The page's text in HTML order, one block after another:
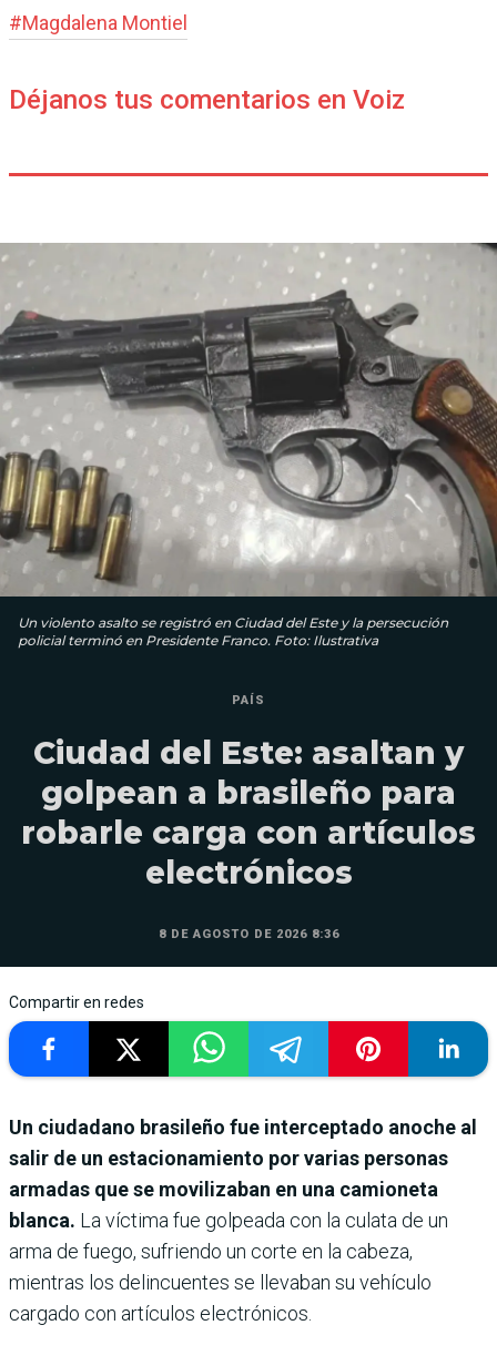
#Magdalena Montiel
Déjanos tus comentarios en Voiz
Un violento asalto se registró en Ciudad del Este y la persecución
policial terminó en Presidente Franco. Foto: Ilustrativa
PAÍS
Ciudad del Este: asaltan y
golpean a brasileño para
robarle carga con artículos
electrónicos
8 DE AGOSTO DE 2026 8:36
Compartir en redes
Un ciudadano brasileño fue interceptado anoche al
salir de un estacionamiento por varias personas
armadas que se movilizaban en una camioneta
blanca. La víctima fue golpeada con la culata de un
arma de fuego, sufriendo un corte en la cabeza,
mientras los delincuentes se llevaban su vehículo
cargado con artículos electrónicos.